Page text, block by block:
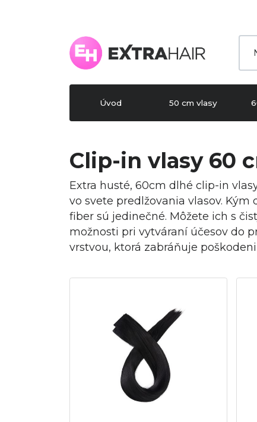
Úvod 50 cm vlasy
Clip-in vlasy 60
Extra husté, 60cm dlhé clip-in
vo svete predlžovania vlasov.
fiber sú jedinečné. Môžete ich s
možnosti pri vytváraní účesov do
vrstvou, ktorá zabráňuje